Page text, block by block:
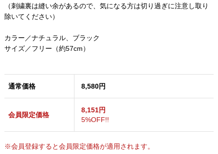
（刺繍裏は縫い余があるので、気になる方は切り過ぎに注意し取り
除いてください）
カラー／ナチュラル、ブラック
サイズ／フリー（約57cm）
通常価格 8,580円
会員限定価格
8,151円
5%OFF!!
※会員登録すると会員限定価格が適用されます。